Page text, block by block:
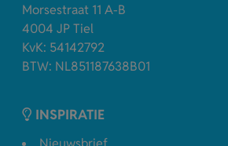
Morsestraat 11 A-B
4004 JP Tiel
KvK: 54142792
BTW: NL851187638B01
INSPIRATIE